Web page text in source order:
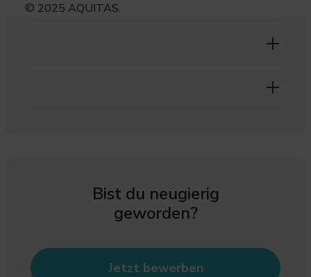
© 2025 AQUITAS.
Bist du neugierig
geworden?
Jetzt bewerben